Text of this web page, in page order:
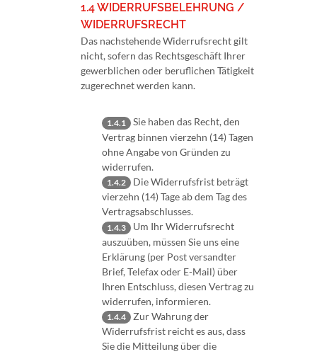
1.4 WIDERRUFSBELEHRUNG /
WIDERRUFSRECHT
Das nachstehende Widerrufsrecht gilt
nicht, sofern das Rechtsgeschäft Ihrer
gewerblichen oder beruflichen Tätigkeit
zugerechnet werden kann.
1.4.1
Sie haben das Recht, den
Vertrag binnen vierzehn (14) Tagen
ohne Angabe von Gründen zu
widerrufen.
1.4.2
Die Widerrufsfrist beträgt
vierzehn (14) Tage ab dem Tag des
Vertragsabschlusses.
1.4.3
Um Ihr Widerrufsrecht
auszuüben, müssen Sie uns eine
Erklärung (per Post versandter
Brief, Telefax oder E-Mail) über
Ihren Entschluss, diesen Vertrag zu
widerrufen, informieren.
1.4.4
Zur Wahrung der
Widerrufsfrist reicht es aus, dass
Sie die Mitteilung über die